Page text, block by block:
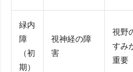
緑内
障
（初
期）
視神経の障
害
視野
すみ
重要